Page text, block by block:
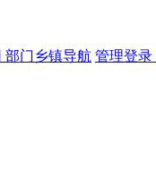
部门乡镇导航 管理登录